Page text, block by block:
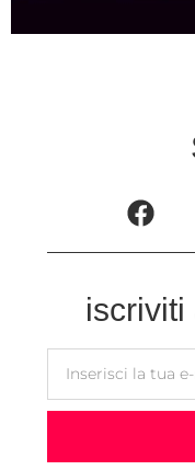
iscriviti